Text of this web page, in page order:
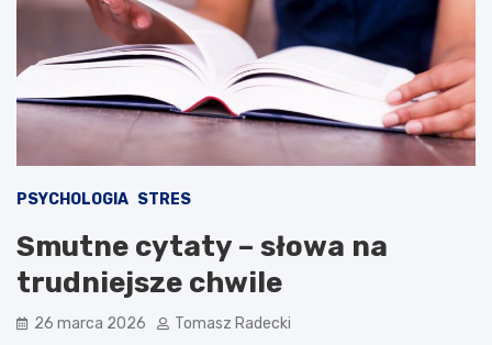
PSYCHOLOGIA STRES
Smutne cytaty – słowa na
trudniejsze chwile
26 marca 2026 Tomasz Radecki